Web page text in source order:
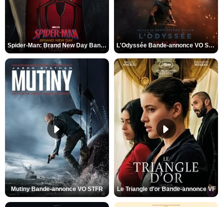
Spider-Man: Brand New Day Bande-annonce VO STFR L'Odyssée Bande-annonce VO STFR
Mutiny Bande-annonce VO STFR Le Triangle d'or Bande-annonce VF